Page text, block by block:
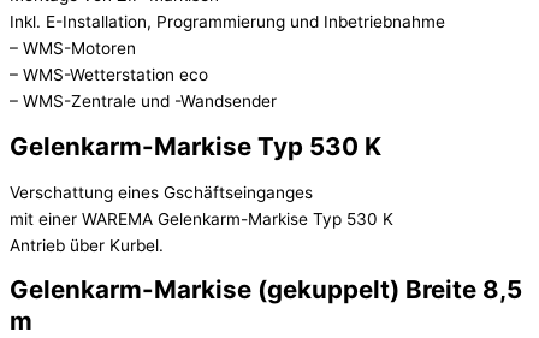
Inkl. E-Installation, Programmierung und Inbetriebnahme
– WMS-Motoren
– WMS-Wetterstation eco
– WMS-Zentrale und -Wandsender
Gelenkarm-Markise Typ 530 K
Verschattung eines Gschäftseinganges
mit einer WAREMA Gelenkarm-Markise Typ 530 K
Antrieb über Kurbel.
Gelenkarm-Markise (gekuppelt) Breite 8,5
m